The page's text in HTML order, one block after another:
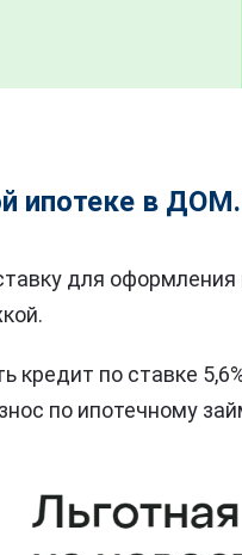
ипотеке в
для
кредит по ставке
по ипотечному